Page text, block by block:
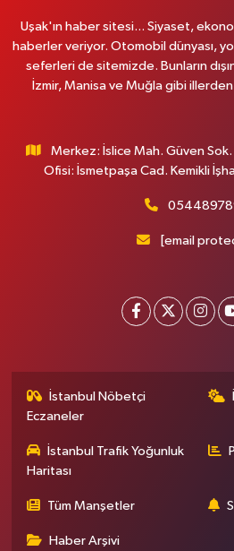
Uşak'ın haber sitesi... Siyaset,
haberler veriyor. Otomobil dünyası,
seferleri de sitemizde. Bunların
İzmir, Manisa ve Muğla gibi illerden
Merkez: İslice Mah. Güven
Ofisi: İsmetpaşa Cad. Kemikli
[email
İstanbul Nöbetçi
Eczaneler
İstanbul Trafik Yoğunluk
Haritası
Tüm Manşetler
Haber Arşivi